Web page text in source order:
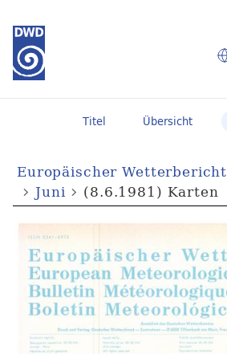
Titel Übersicht
Europäischer Wetterbericht
Juni
(8.6.1981) Karten